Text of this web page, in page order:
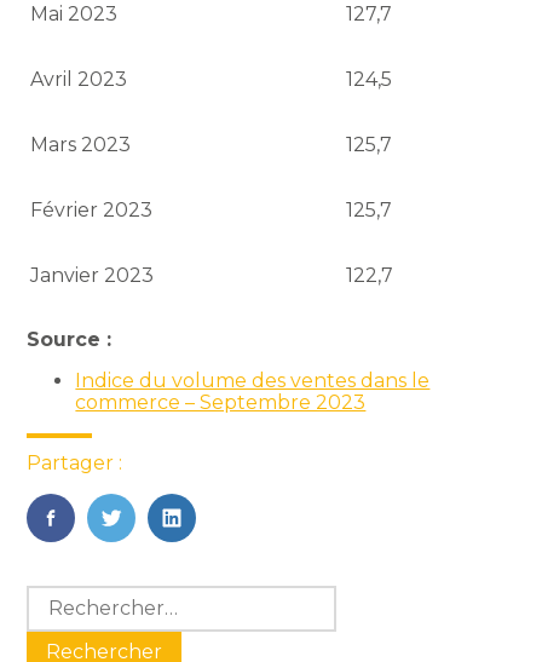
Mai 2023 127,7
Avril 2023 124,5
Mars 2023 125,7
Février 2023 125,7
Janvier 2023 122,7
Source :
Indice du volume des ventes dans le
commerce – Septembre 2023
Partager :
FaceBook
TwitterLinkedIn
Blog
sidebar
Rechercher :